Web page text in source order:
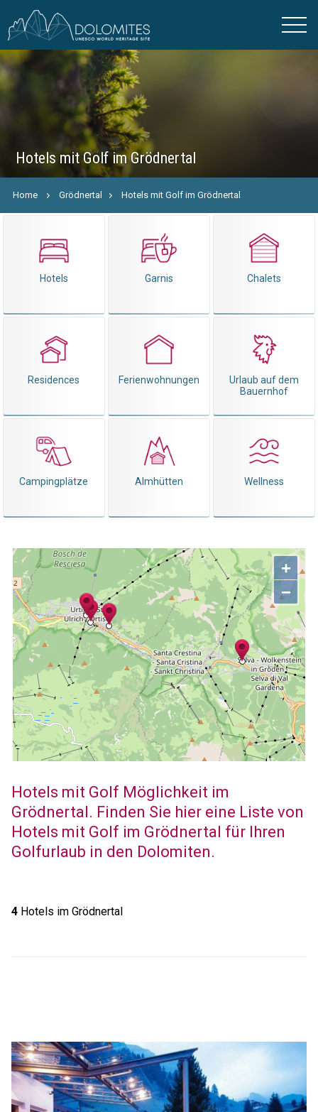
Hotels mit Golf im Grödnertal
Home Grödnertal Hotels mit Golf im Grödnertal
Hotels Garnis Chalets
Residences Ferienwohnungen
Urlaub auf dem
Bauernhof
Campingplätze Almhütten Wellness
+
−
Hotels mit Golf Möglichkeit im
Grödnertal. Finden Sie hier eine Liste von
Hotels mit Golf im Grödnertal für Ihren
Golfurlaub in den Dolomiten.
4Hotels im Grödnertal